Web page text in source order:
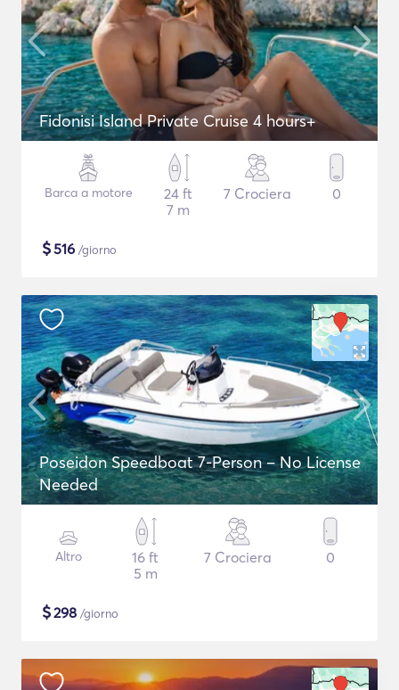
Fidonisi Island Private Cruise 4 hours+
Barca a motore
24 ft
7 m
7 Crociera 0
$516 /giorno
Poseidon Speedboat 7-Person – No License
Needed
Altro
16 ft
5 m
7 Crociera 0
$298 /giorno